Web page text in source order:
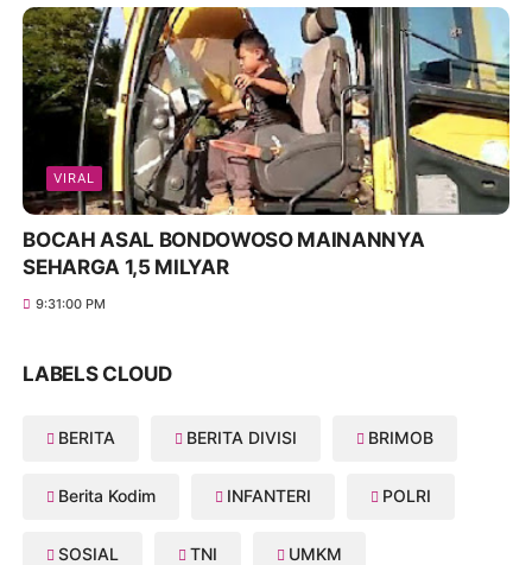
VIRAL
BOCAH ASAL BONDOWOSO MAINANNYA
SEHARGA 1,5 MILYAR
9:31:00 PM
LABELS CLOUD
BERITA BERITA DIVISI BRIMOB
Berita Kodim INFANTERI POLRI
SOSIAL TNI UMKM